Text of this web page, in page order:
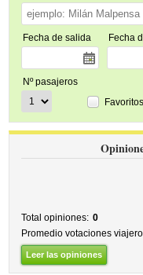
Fecha de salida Fecha
Nº pasajeros
Total opiniones: 0
Promedio votaciones
Leer las opiniones